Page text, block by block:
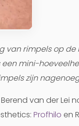
van rimpels op
een mini-
zijn
van der
Profhilo en